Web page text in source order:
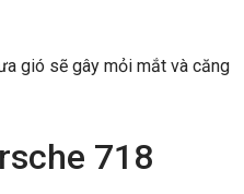
gió sẽ gây mỏi mắt và căng
718